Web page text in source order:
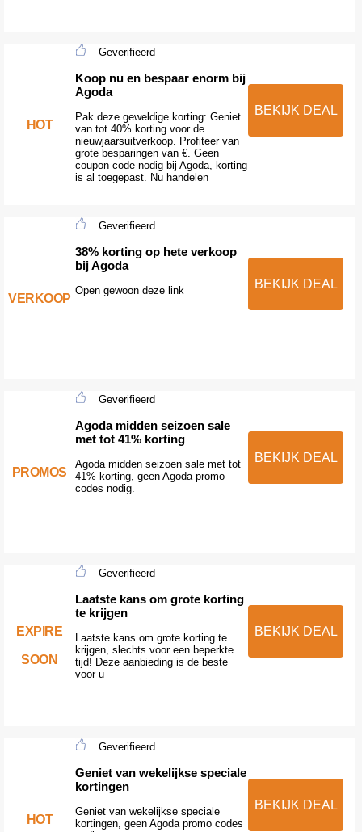
HOT
Geverifieerd
Koop nu en bespaar enorm bij
Agoda
Pak deze geweldige korting: Geniet
van tot 40% korting voor de
nieuwjaarsuitverkoop. Profiteer van
grote besparingen van €. Geen
coupon code nodig bij Agoda, korting
is al toegepast. Nu handelen
BEKIJK DEAL
VERKOOP
Geverifieerd
38% korting op hete verkoop
bij Agoda
Open gewoon deze link BEKIJK DEAL
PROMOS
Geverifieerd
Agoda midden seizoen sale
met tot 41% korting
Agoda midden seizoen sale met tot
41% korting, geen Agoda promo
codes nodig.
BEKIJK DEAL
EXPIRE
SOON
Geverifieerd
Laatste kans om grote korting
te krijgen
Laatste kans om grote korting te
krijgen, slechts voor een beperkte
tijd! Deze aanbieding is de beste
voor u
BEKIJK DEAL
HOT
Geverifieerd
Geniet van wekelijkse speciale
kortingen
Geniet van wekelijkse speciale
kortingen, geen Agoda promo codes
BEKIJK DEAL